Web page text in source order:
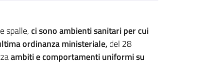
spalle,ci sono ambienti sanitari per cui
ordinanza ministeriale,del 28
ambiti e comportamenti uniformi su